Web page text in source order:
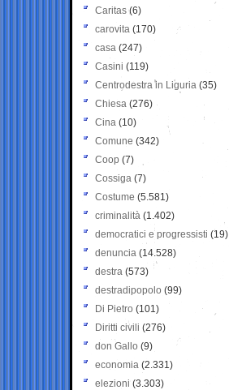
Caritas (6)
carovita (170)
casa (247)
Casini (119)
Centrodestra in Liguria (35)
Chiesa (276)
Cina (10)
Comune (342)
Coop (7)
Cossiga (7)
Costume (5.581)
criminalità (1.402)
democratici e progressisti (19)
denuncia (14.528)
destra (573)
destradipopolo (99)
Di Pietro (101)
Diritti civili (276)
don Gallo (9)
economia (2.331)
elezioni (3.303)